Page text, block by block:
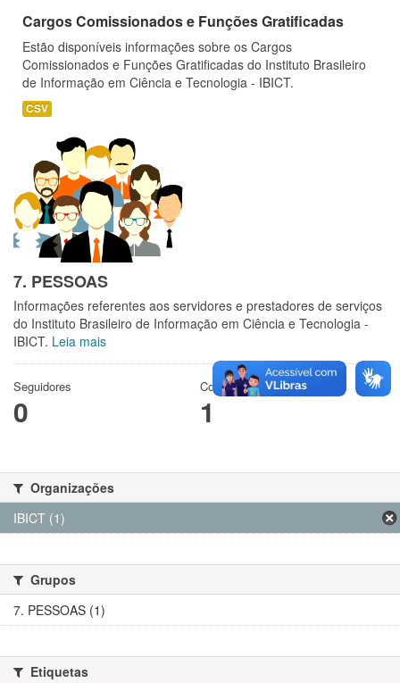
Cargos Comissionados e Funções Gratificadas
Estão disponíveis informações sobre os Cargos
Comissionados e Funções Gratificadas do Instituto Brasileiro
de Informação em Ciência e Tecnologia - IBICT.
CSV
7. PESSOAS
Informações referentes aos servidores e prestadores de serviços
do Instituto Brasileiro de Informação em Ciência e Tecnologia -
IBICT. Leia mais
Seguidores
0
Conjuntos de dados
1
Organizações
IBICT (1)
Grupos
7. PESSOAS (1)
Etiquetas